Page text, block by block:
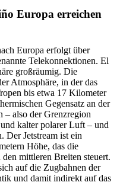
Europa erreichen
Europa erfolgt über
Telekonnektionen. El
großräumig. Die
Atmosphäre, in der das
bis etwa 17 Kilometer
Gegensatz an der
– also der Grenzregion
kalter polarer Luft – und
Der Jetstream ist ein
Höhe, das die
mittleren Breiten steuert.
auf die Zugbahnen der
und damit indirekt auf das